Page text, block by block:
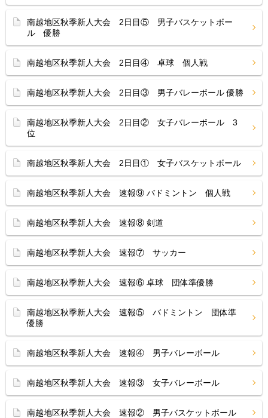
南越地区秋季新人大会 2日目⑤ 男子バスケットボー
ル 優勝
南越地区秋季新人大会 2日目④ 卓球 個人戦
南越地区秋季新人大会 2日目③ 男子バレーボール 優勝
南越地区秋季新人大会 2日目② 女子バレーボール 3
位
南越地区秋季新人大会 2日目① 女子バスケットボール
南越地区秋季新人大会 速報⑨ バドミントン 個人戦
南越地区秋季新人大会 速報⑧ 剣道
南越地区秋季新人大会 速報⑦ サッカー
南越地区秋季新人大会 速報⑥ 卓球 団体準優勝
南越地区秋季新人大会 速報⑤ バドミントン 団体準
優勝
南越地区秋季新人大会 速報④ 男子バレーボール
南越地区秋季新人大会 速報③ 女子バレーボール
南越地区秋季新人大会 速報② 男子バスケットボール